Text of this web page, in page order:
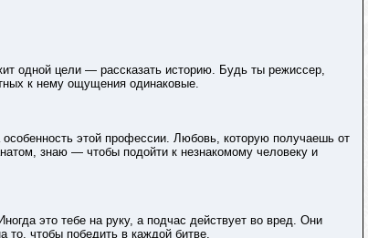
одной цели — рассказать историю. Будь ты режиссер,
к нему ощущения одинаковые.
этой профессии. Любовь, которую получаешь от
знаю — чтобы подойти к незнакомому человеку и
это тебе на руку, а подчас действует во вред. Они
то, чтобы победить в каждой битве.